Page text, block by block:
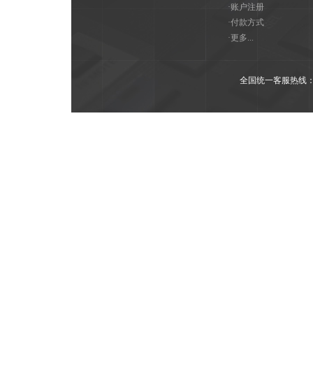
·账户注册
·付款方式
·更多...
全国统一客服热线